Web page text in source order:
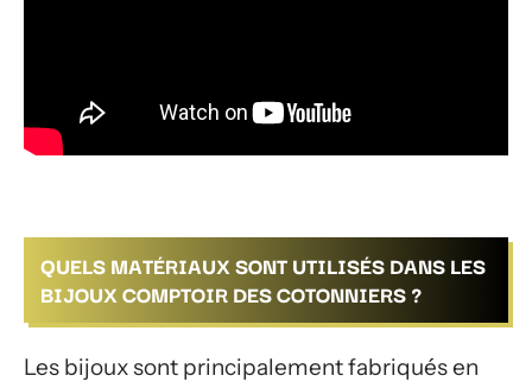
QUELS MATÉRIAUX SONT UTILISÉS DANS LES
BIJOUX COMPTOIR DES COTONNIERS ?
Les bijoux sont principalement fabriqués en